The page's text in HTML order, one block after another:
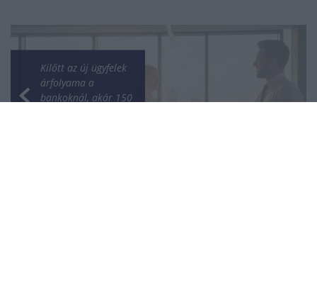
Kilőtt az új ügyfelek
árfolyama a
bankoknál, akár 150